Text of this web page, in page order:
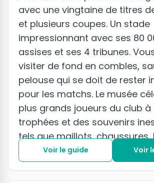
avec une vingtaine de titres
et plusieurs coupes. Un stade
impressionnant avec ses 80
assises et ses 4 tribunes.
visiter de fond en combles,
pelouse qui se doit de rester
pour les matchs. Le musée
plus grands joueurs du club
trophées et des souvenirs
tels que maillots, chaussures,
Voir le guide Voir